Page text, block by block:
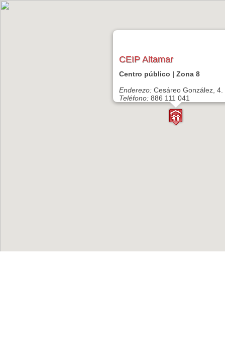
CEIP Altamar
Centro público | Zona 8
Enderezo: Cesáreo González, 4.
Teléfono: 886 111 041